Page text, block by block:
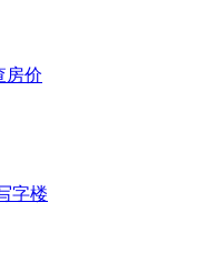
房价
字楼